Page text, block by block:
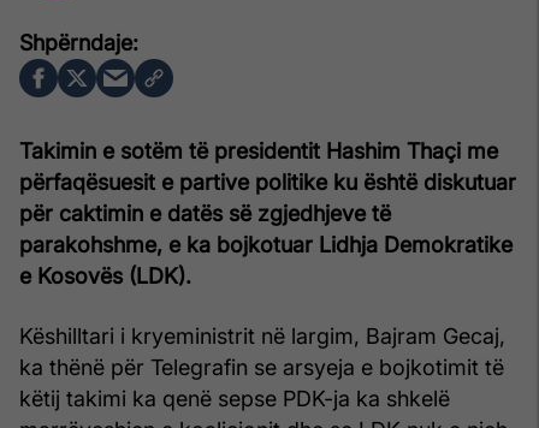
Takimin e sotëm të presidentit Hashim Thaçi me
përfaqësuesit e partive politike ku është diskutuar
për caktimin e datës së zgjedhjeve të
parakohshme, e ka bojkotuar Lidhja Demokratike
e Kosovës (LDK).
Këshilltari i kryeministrit në largim, Bajram Gecaj,
ka thënë për Telegrafin se arsyeja e bojkotimit të
këtij takimi ka qenë sepse PDK-ja ka shkelë